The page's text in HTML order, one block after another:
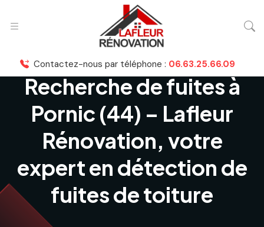
Contactez-nous par téléphone : 06.63.25.66.09
Recherche de fuites à
Pornic (44) – Lafleur
Rénovation, votre
expert en détection de
fuites de toiture